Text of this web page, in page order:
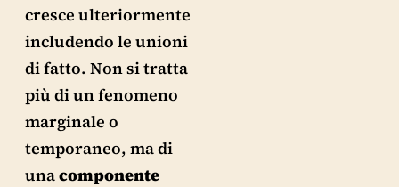
cresce ulteriormente
includendo le unioni
di fatto. Non si tratta
più di un fenomeno
marginale o
temporaneo, ma di
unacomponente